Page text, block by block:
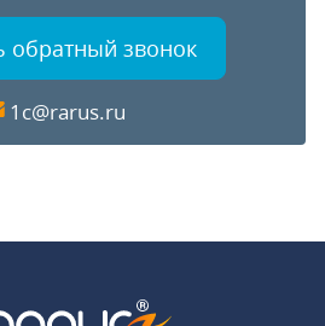
обратный звонок
1c@rarus.ru